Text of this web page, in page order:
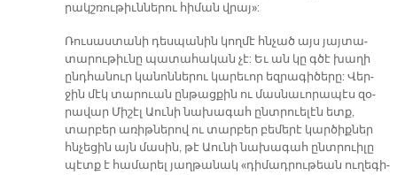
րակշ­ռու­թիւն­նե­րու հի­ման վրայ»:
Ռու­սաս­տա­նի դես­պա­նին կող­մէ հնչած այս յայ­տա­
տա­րու­թիւ­նը պա­տա­հա­կան չէ: Եւ ան կը գծէ խա­ղի
ընդ­հա­նուր կա­նոն­նե­րու կա­րե­ւոր եզ­րա­գի­ծե­րը: Վեր­
ջին մէկ տա­րուան ըն­թաց­քին ու մաս­նա­ւո­րա­պէս զօ­
րա­վար Մի­շէլ Աու­նի նա­խա­գահ ընտ­րուե­լէն ետք,
տար­բեր ա­ռիթ­նե­րով ու տար­բեր բե­մե­րէ կար­ծիք­ներ
հնչե­ցին այն մա­սին, թէ Աու­նի նա­խա­գահ ընտ­րուի­լը
պէտք է հա­մա­րել յաղ­թա­նակ «դի­մադ­րու­թեան ու­ղե­գի­